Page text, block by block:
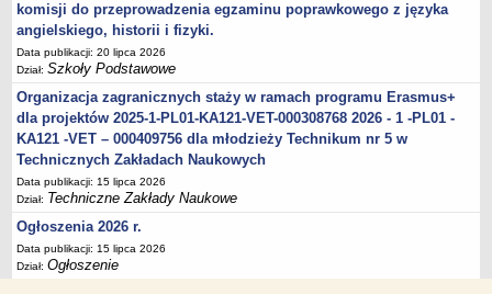
komisji do przeprowadzenia egzaminu poprawkowego z języka
angielskiego, historii i fizyki.
Data publikacji: 20 lipca 2026
Dział:Szkoły Podstawowe
Organizacja zagranicznych staży w ramach programu Erasmus+
dla projektów 2025-1-PL01-KA121-VET-000308768 2026 - 1 -PL01 -
KA121 -VET – 000409756 dla młodzieży Technikum nr 5 w
Technicznych Zakładach Naukowych
Data publikacji: 15 lipca 2026
Dział: Techniczne Zakłady Naukowe
Ogłoszenia 2026 r.
Data publikacji: 15 lipca 2026
Dział:Ogłoszenie